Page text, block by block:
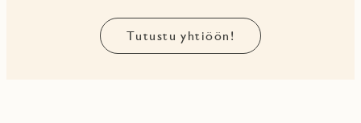
Tutustu yhtiöön!